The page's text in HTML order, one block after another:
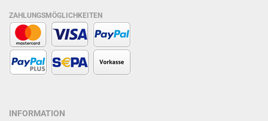
ZAHLUNGSMÖGLICHKEITEN
INFORMATION